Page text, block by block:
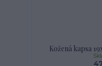
Kožená kapsa